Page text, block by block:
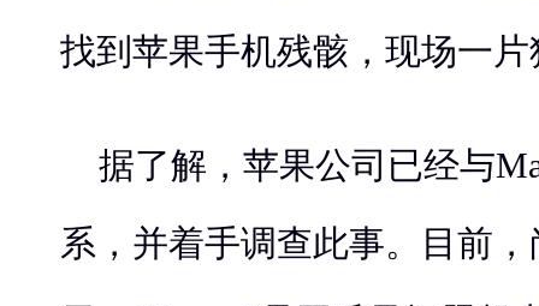
找到苹果手机残骸，现场一片
据了解，苹果公司已经与
系，并着手调查此事。目前